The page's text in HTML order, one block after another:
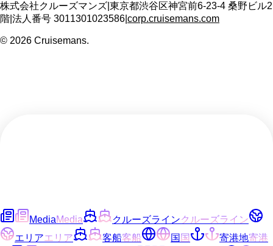
株式会社クルーズマンズ 東京都渋谷区神宮前6-23-4 桑野ビル2
階 法人番号 3011301023586 corp.cruisemans.com
© 2026 Cruisemans.
MediaMedia クルーズラインクルーズライン
エリアエリア 客船客船 国国 寄港地寄港